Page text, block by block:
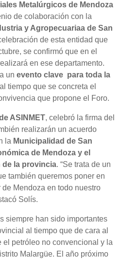
Metalúrgicos de Mendoza
de colaboración con la
y Agropecuariaa de San
de esta entidad que
se confirmó que en el
en ese departamento.
un evento clave para toda la
al tiempo que se concreta el
que propone el Foro.
ASINMET, celebró la firma del
realizarán un acuerdo
la Municipalidad de San
de Mendoza y el
de la provincia. “Se trata de un
también queremos poner en
Mendoza en todo nuestro
Solís.
siempre han sido importantes
al tiempo que de cara al
el petróleo no convencional y la
Malargüe. El año próximo